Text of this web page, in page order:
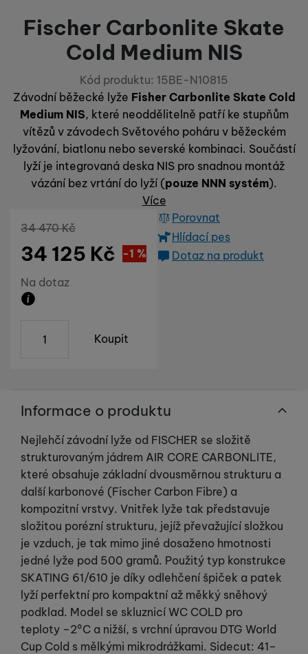
Fischer Carbonlite Skate
Cold Medium NIS
Kód produktu: 15BE-N10815
Závodní běžecké lyže Fisher Carbonlite Skate Cold
Medium NIS, které neoddělitelně patří ke stupňům
vítězů v závodech Světového poháru v běžeckém
lyžování, biatlonu nebo severské kombinaci. Součástí
lyží je integrovaná deska NIS pro snadnou montáž
vázání bez vrtání do lyží (pouze NNN systém).
Více
Dostupnost
Na dotaz
Původní cena
34 470Kč
Sleva
345 Kč
(
-1 %
34 125 Kč
Koupit
Porovnat
Hlídací pes
Dotaz na produkt
Informace o produktu
Nejlehčí závodní lyže od FISCHER se složitě
strukturovaným jádrem AIR CORE CARBONLITE,
které obsahuje základní dvousměrnou strukturu a
další karbonové (Fischer Carbon Fibre) a
kompozitní vrstvy. Vnitřek lyže tak představuje
složitou porézní strukturu, jejíž převažující složkou
je vzduch, je tak mimo jiné dosaženo hmotnosti
jedné lyže pod 500 gramů. Použitý typ konstrukce
SKATING 61/610 je díky odlehčení špiček a patek
lyží perfektní pro kompaktní až měkký sněhový
podklad. Model se skluznicí WC COLD pro
teploty –2°C a nižší, s vrchní úpravou DTG World
Cup Cold s mělkými mikrodrážkami. Sidecut: 41–